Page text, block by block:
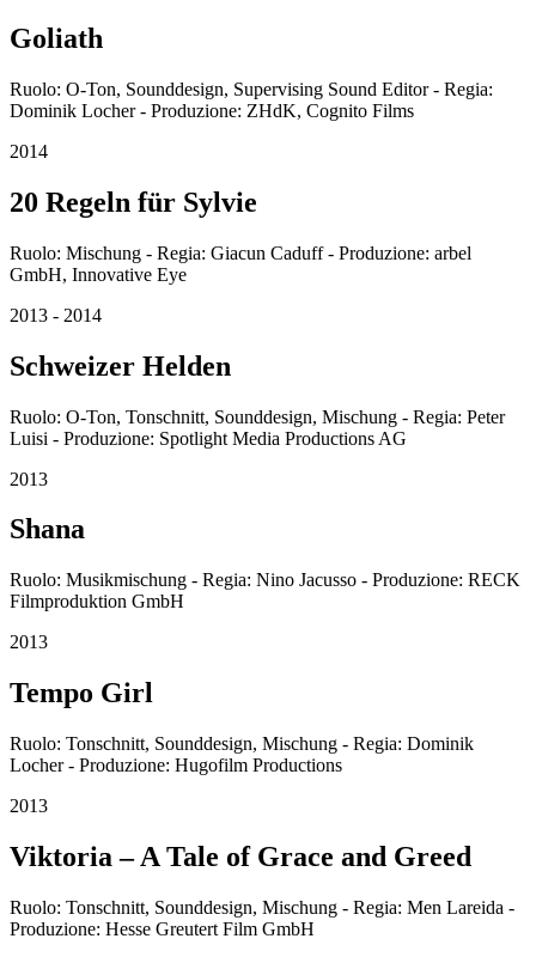
Goliath
Ruolo: O-Ton, Sounddesign, Supervising Sound Editor - Regia:
Dominik Locher - Produzione: ZHdK, Cognito Films
2014
20 Regeln für Sylvie
Ruolo: Mischung - Regia: Giacun Caduff - Produzione: arbel
GmbH, Innovative Eye
2013 - 2014
Schweizer Helden
Ruolo: O-Ton, Tonschnitt, Sounddesign, Mischung - Regia: Peter
Luisi - Produzione: Spotlight Media Productions AG
2013
Shana
Ruolo: Musikmischung - Regia: Nino Jacusso - Produzione: RECK
Filmproduktion GmbH
2013
Tempo Girl
Ruolo: Tonschnitt, Sounddesign, Mischung - Regia: Dominik
Locher - Produzione: Hugofilm Productions
2013
Viktoria – A Tale of Grace and Greed
Ruolo: Tonschnitt, Sounddesign, Mischung - Regia: Men Lareida -
Produzione: Hesse Greutert Film GmbH